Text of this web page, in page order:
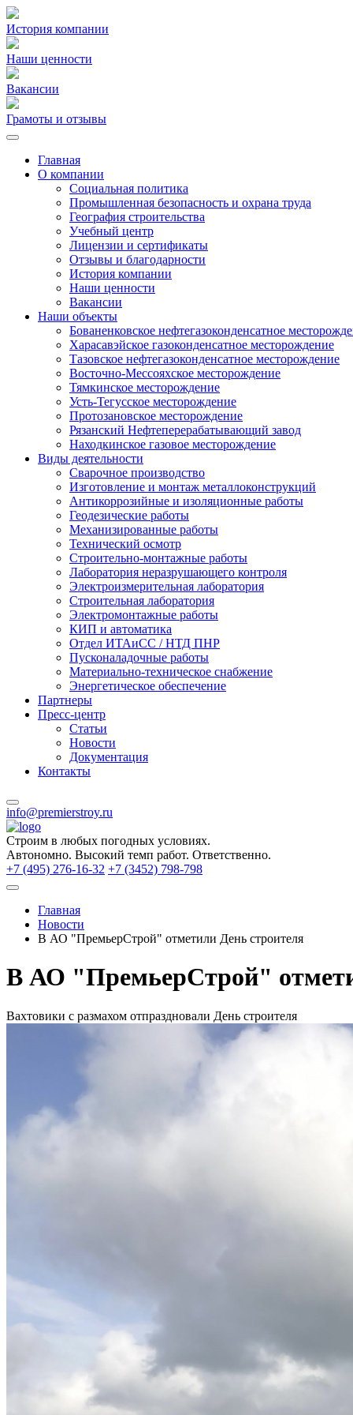
История компании
Наши ценности
Вакансии
Грамоты и отзывы
Главная
О компании
Социальная политика
Промышленная безопасность и охрана труда
География строительства
Учебный центр
Лицензии и сертификаты
Отзывы и благодарности
История компании
Наши ценности
Вакансии
Наши объекты
Бованенковское нефтегазоконденсатное
Харасавэйское газоконденсатное месторождение
Тазовское нефтегазоконденсатное месторождение
Восточно-Мессояхское месторождение
Тямкинское месторождение
Усть-Тегусское месторождение
Протозановское месторождение
Рязанский Нефтеперерабатывающий завод
Находкинское газовое месторождение
Виды деятельности
Сварочное производство
Изготовление и монтаж металлоконструкций
Антикоррозийные и изоляционные работы
Геодезические работы
Механизированные работы
Технический осмотр
Строительно-монтажные работы
Лаборатория неразрушающего контроля
Электроизмерительная лаборатория
Строительная лаборатория
Электромонтажные работы
КИП и автоматика
Отдел ИТАиСС / НТД ПНР
Пусконаладочные работы
Материально-техническое снабжение
Энергетическое обеспечение
Партнеры
Пресс-центр
Статьи
Новости
Документация
Контакты
info@premierstroy.ru
Строим в любых погодных условиях.
Автономно. Высокий темп работ. Ответственно.
+7 (495) 276-16-32 +7 (3452) 798-798
Главная
Новости
В АО "ПремьерСтрой" отметили День строителя
В АО "ПремьерСтрой"
Вахтовики с размахом отпраздновали День строителя